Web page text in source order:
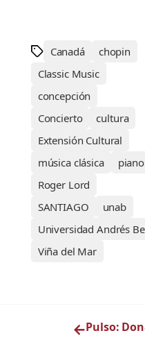
Canadá
chopin
Classic Music
concepción
Concierto
cultura
Extensión Cultural
música clásica
piano
Roger Lord
SANTIAGO
unab
Universidad Andrés
Viña del Mar
←Pulso: